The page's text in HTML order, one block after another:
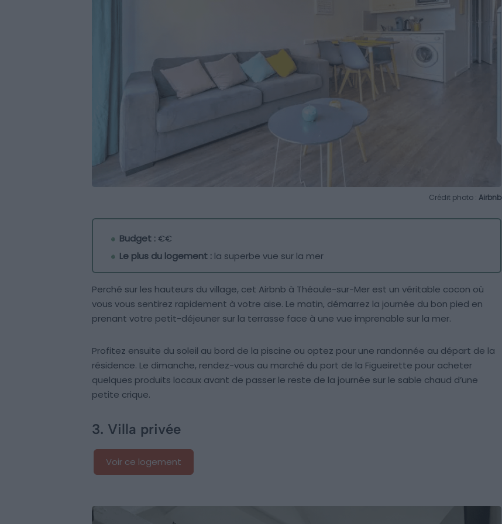
Crédit photo : Airbnb
Budget :€€
Le plus du logement : la superbe vue sur la mer
Perché sur les hauteurs du village, cet Airbnb à Théoule-sur-Mer est un véritable cocon où
vous vous sentirez rapidement à votre aise. Le matin, démarrez la journée du bon pied en
prenant votre petit-déjeuner sur la terrasse face à une vue imprenable sur la mer.
Profitez ensuite du soleil au bord de la piscine ou optez pour une randonnée au départ de la
résidence. Le dimanche, rendez-vous au marché du port de la Figueirette pour acheter
quelques produits locaux avant de passer le reste de la journée sur le sable chaud d’une
petite crique.
3. Villa privée
Voir ce logement